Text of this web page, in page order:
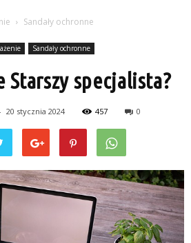
Sandały ochronne
Sandały ochronne
Starszy specjalista?
20 stycznia 2024 457 0